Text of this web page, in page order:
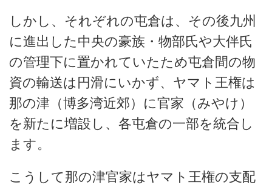
しかし、それぞれの屯倉は、その後九州
に進出した中央の豪族・物部氏や大伴氏
の管理下に置かれていたため屯倉間の物
資の輸送は円滑にいかず、ヤマト王権は
那の津（博多湾近郊）に官家（みやけ）
を新たに増設し、各屯倉の一部を統合し
ます。
こうして那の津官家はヤマト王権の支配